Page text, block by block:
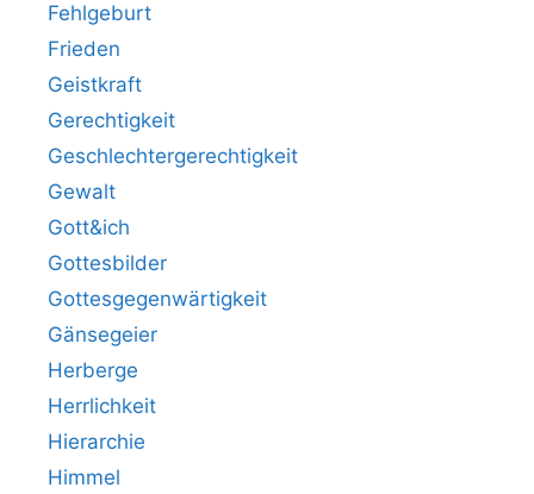
Fehlgeburt
Frieden
Geistkraft
Gerechtigkeit
Geschlechtergerechtigkeit
Gewalt
Gott&ich
Gottesbilder
Gottesgegenwärtigkeit
Gänsegeier
Herberge
Herrlichkeit
Hierarchie
Himmel